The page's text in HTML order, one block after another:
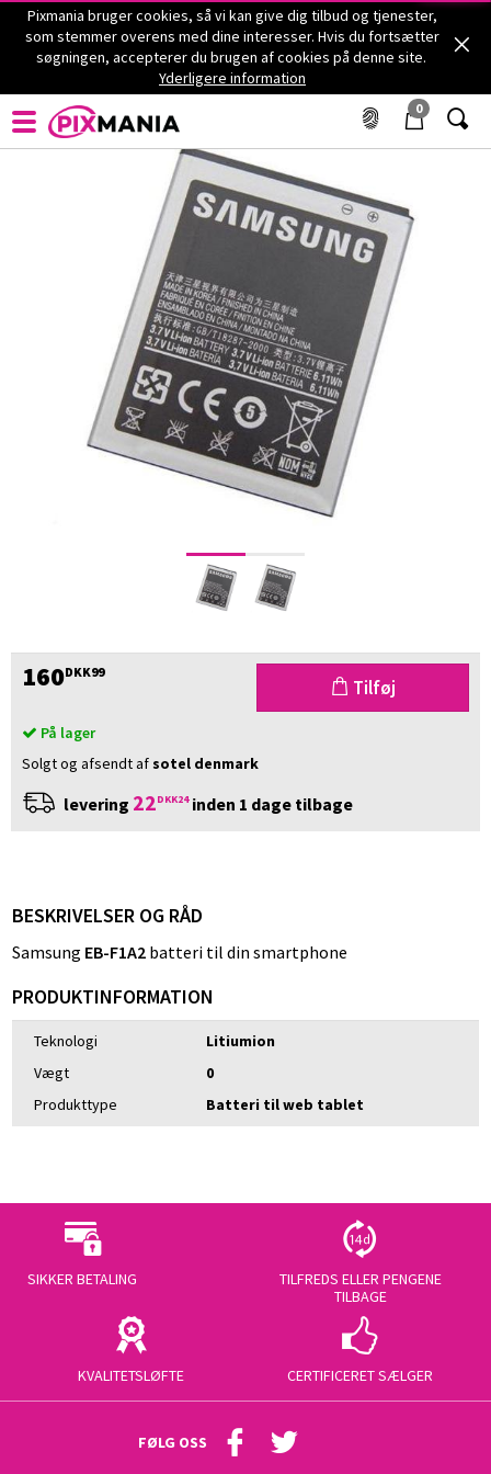
Pixmania bruger cookies, så vi kan give dig tilbud og tjenester,
som stemmer overens med dine interesser. Hvis du fortsætter
søgningen, accepterer du brugen af cookies på denne site.
Yderligere information
0
Mobiltelefonbatterier - SAMSUNG - EB-F1A2GBUCSTD
batteri
SAMSUNGEB-F1A2GBUCSTD batteri
160DKK99
Tilføj
På lager
Solgt og afsendt af sotel denmark
levering 22DKK24inden 1 dage tilbage
BESKRIVELSER OG RÅD
Samsung EB-F1A2 batteri til din smartphone
PRODUKTINFORMATION
Teknologi
Litiumion
Vægt
0
Produkttype
Batteri til web tablet
SIKKER BETALING
TILFREDS ELLER PENGENE
TILBAGE
KVALITETSLØFTE CERTIFICERET SÆLGER
FØLG OSS